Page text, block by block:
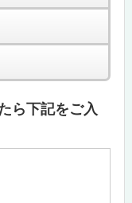
ら下記をご入